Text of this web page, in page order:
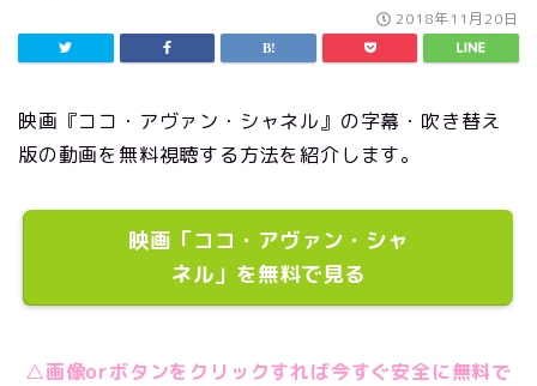
2018年11月20日
映画『ココ・アヴァン・シャネル』の字幕・吹き替え
版の動画を無料視聴する方法を紹介します。
映画「ココ・アヴァン・シャ
ネル」を無料で見る
△画像orボタンをクリックすれば今すぐ安全に無料で